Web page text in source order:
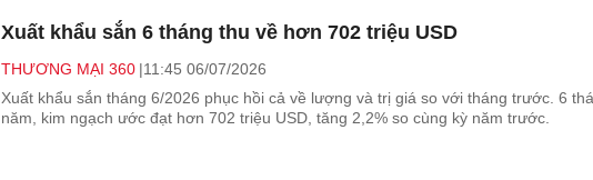
Xuất khẩu sắn 6 tháng thu về hơn 702 triệu USD
THƯƠNG MẠI 360 11:45 06/07/2026
Xuất khẩu sắn tháng 6/2026 phục hồi cả về lượng và trị giá so với tháng trước. 6
năm, kim ngạch ước đạt hơn 702 triệu USD, tăng 2,2% so cùng kỳ năm trước.